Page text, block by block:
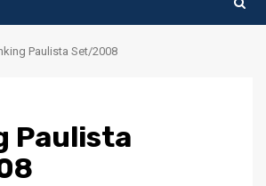
Paulista Set/2008
Paulista